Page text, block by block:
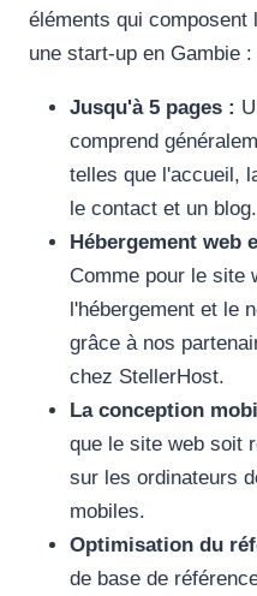
éléments qui composent
une start-up en Gambie :
Jusqu'à 5 pages :
comprend
telles que l'accueil,
le contact et un blog.
Hébergement web
Comme pour le site
l'hébergement et le
grâce à nos
chez StellerHost.
La conception
que le site web soit
sur les ordinateurs
mobiles.
Optimisation du
de base de